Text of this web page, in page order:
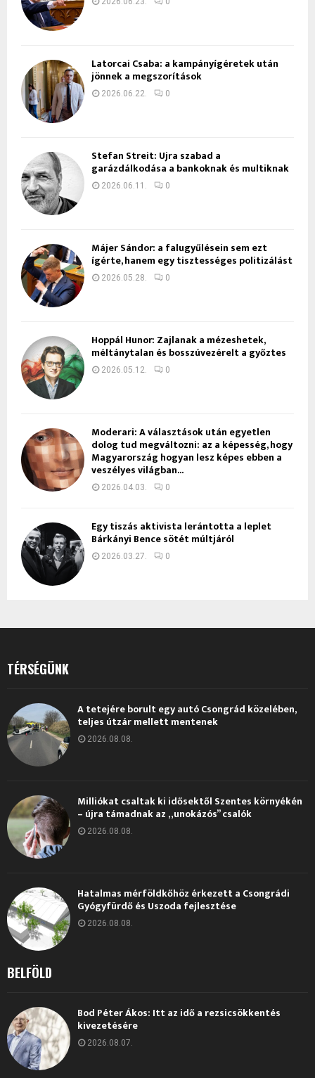
Latorcai Csaba: a kampányígéretek után
jönnek a megszorítások
2026.06.22. 0
Stefan Streit: Újra szabad a
garázdálkodása a bankoknak és multiknak
2026.06.11. 0
Májer Sándor: a falugyűlésein sem ezt
ígérte, hanem egy tisztességes politizálást
2026.05.28. 0
Hoppál Hunor: Zajlanak a mézeshetek,
méltánytalan és bosszúvezérelt a győztes
2026.05.12. 0
Moderari: A választások után egyetlen
dolog tud megváltozni: az a képesség, hogy
Magyarország hogyan lesz képes ebben a
veszélyes világban...
2026.04.03. 0
Egy tiszás aktivista lerántotta a leplet
Bárkányi Bence sötét múltjáról
2026.03.27. 0
TÉRSÉGÜNK
A tetejére borult egy autó Csongrád közelében,
teljes útzár mellett mentenek
2026.08.08.
Milliókat csaltak ki idősektől Szentes környékén
– újra támadnak az „unokázós” csalók
2026.08.08.
Hatalmas mérföldkőhöz érkezett a Csongrádi
Gyógyfürdő és Uszoda fejlesztése
2026.08.08.
BELFÖLD
Bod Péter Ákos: Itt az idő a rezsicsökkentés
kivezetésére
2026.08.07.